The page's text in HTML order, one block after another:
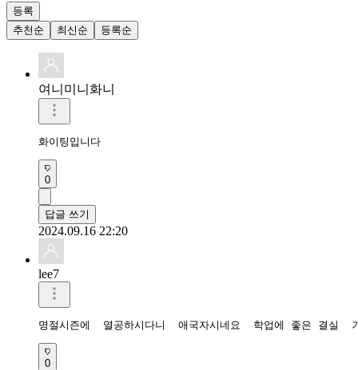
등록
추천순
최신순 등록순
여니미니화니
화이팅입니다
0
답글 쓰기
2024.09.16 22:20
lee7
명절시즌에  열공하시다니  애국자시네요  학업에 좋은 결실
0